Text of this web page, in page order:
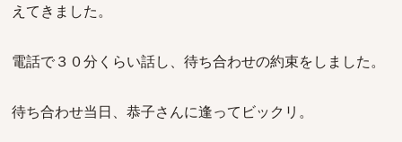
えてきました。
電話で３０分くらい話し、待ち合わせの約束をしました。
待ち合わせ当日、恭子さんに逢ってビックリ。